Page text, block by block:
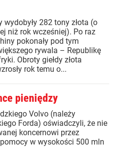
wydobyły 282 tony złota (o
niż rok wcześniej). Po raz
pokonały pod tym
rywala – Republikę
Obroty giełdy złota
rok temu o...
pieniędzy
Volvo (należy
Forda) oświadczyli, że nie
koncernowi przez
w wysokości 500 mln